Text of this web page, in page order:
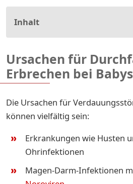
Inhalt
Ursachen für
Erbrechen bei Babys
Die Ursachen für
können vielfältig sein:
Erkrankungen wie Husten
Ohrinfektionen
Magen-Darm-Infektionen